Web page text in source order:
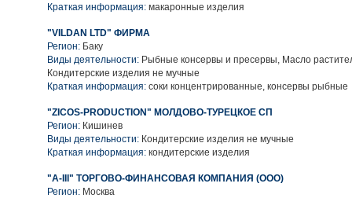
Краткая информация: макаронные изделия
"VILDAN LTD" ФИРМА
Регион: Баку
Виды деятельности: Рыбные консервы и пресервы, Масло
Кондитерские изделия не мучные
Краткая информация: соки концентрированные, консервы рыбные
"ZICOS-PRODUCTION" МОЛДОВО-ТУРЕЦКОЕ СП
Регион: Кишинев
Виды деятельности: Кондитерские изделия не мучные
Краткая информация: кондитерские изделия
"А-III" ТОРГОВО-ФИНАНСОВАЯ КОМПАНИЯ (ООО)
Регион: Москва